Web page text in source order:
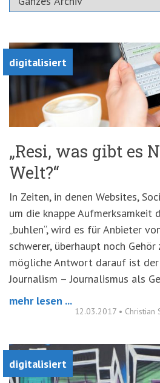
(Accesskey
Suche
springen
(Accesskey
digitalisiert
„Resi, was gibt es
Welt?“
In Zeiten, in denen Websites,
um die knappe Aufmerksamkeit
„buhlen“, wird es für Anbieter
schwerer, überhaupt noch Gehör
mögliche Antwort darauf ist
Journalism – Journalismus als
mehr lesen ...
12.03.2017 • Christian
digitalisiert